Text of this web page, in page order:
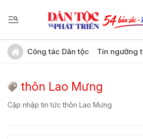
Công tác Dân tộc Tín ngưỡng
thôn Lao Mưng
Cập nhập tin tức thôn Lao Mưng